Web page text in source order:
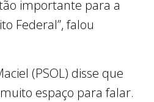
importante para a
Federal”, falou
(PSOL) disse que
espaço para falar.